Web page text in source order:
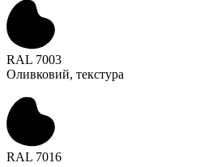
RAL 7003
Оливковий, текстура
RAL 7016